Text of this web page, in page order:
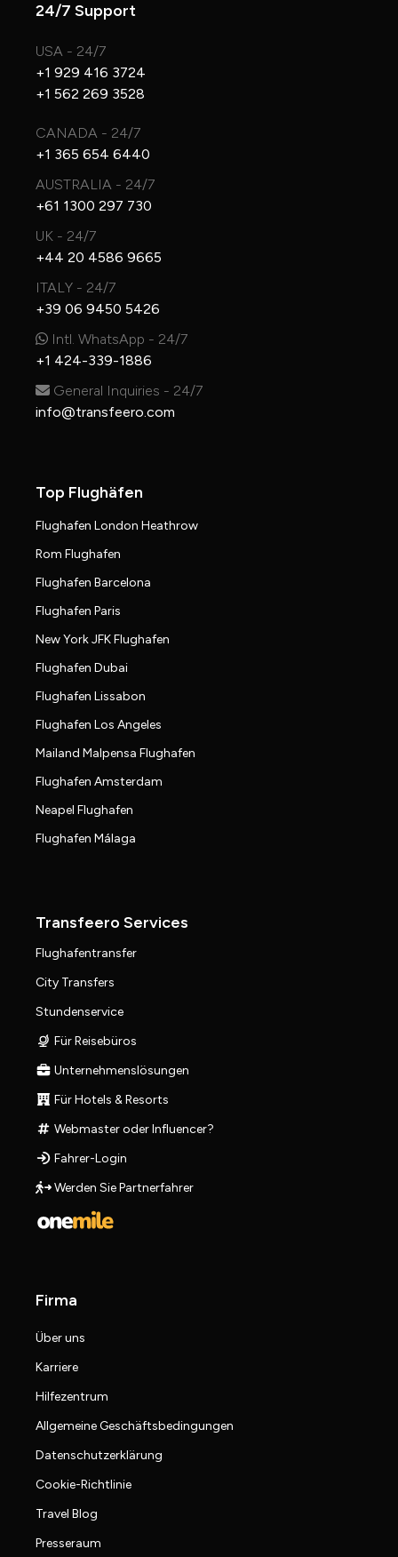
24/7 Support
USA - 24/7
+1 929 416 3724
+1 562 269 3528
CANADA - 24/7
+1 365 654 6440
AUSTRALIA - 24/7
+61 1300 297 730
UK - 24/7
+44 20 4586 9665
ITALY - 24/7
+39 06 9450 5426
Intl. WhatsApp - 24/7
+1 424-339-1886
General Inquiries - 24/7
info@transfeero.com
Top Flughäfen
Flughafen London Heathrow
Rom Flughafen
Flughafen Barcelona
Flughafen Paris
New York JFK Flughafen
Flughafen Dubai
Flughafen Lissabon
Flughafen Los Angeles
Mailand Malpensa Flughafen
Flughafen Amsterdam
Neapel Flughafen
Flughafen Málaga
Transfeero Services
Flughafentransfer
City Transfers
Stundenservice
Für Reisebüros
Unternehmenslösungen
Für Hotels & Resorts
Webmaster oder Influencer?
Fahrer-Login
Werden Sie Partnerfahrer
Firma
Über uns
Karriere
Hilfezentrum
Allgemeine Geschäftsbedingungen
Datenschutzerklärung
Cookie-Richtlinie
Travel Blog
Presseraum